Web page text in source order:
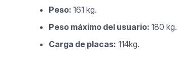
Peso:161 kg.
Peso máximo del usuario:180 kg.
Carga de placas: 114kg.